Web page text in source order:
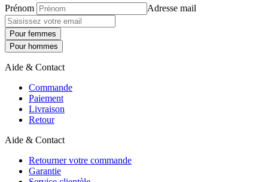
Prénom Adresse mail
Pour femmes
Pour hommes
Aide & Contact
Commande
Paiement
Livraison
Retour
Aide & Contact
Retourner votre commande
Garantie